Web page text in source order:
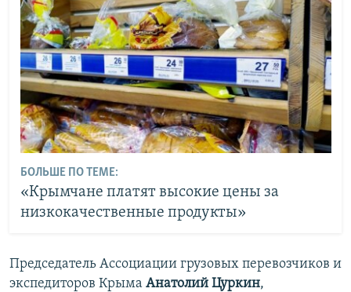
БОЛЬШЕ ПО ТЕМЕ:
«Крымчане платят высокие цены за
низкокачественные продукты»
Председатель Ассоциации грузовых перевозчиков и
экспедиторов Крыма Анатолий Цуркин,